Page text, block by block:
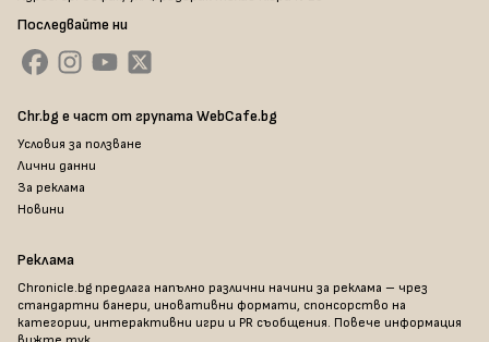
Последвайте ни
Chr.bg е част от групата WebCafe.bg
Условия за ползване
Лични данни
За реклама
Новини
Реклама
Chronicle.bg предлага напълно различни начини за реклама – чрез
стандартни банери, иновативни формати, спонсорство на
категории, интерактивни игри и PR съобщения. Повече информация